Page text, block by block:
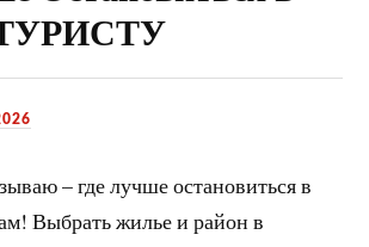
– где лучше остановиться в
Выбрать жилье и район в